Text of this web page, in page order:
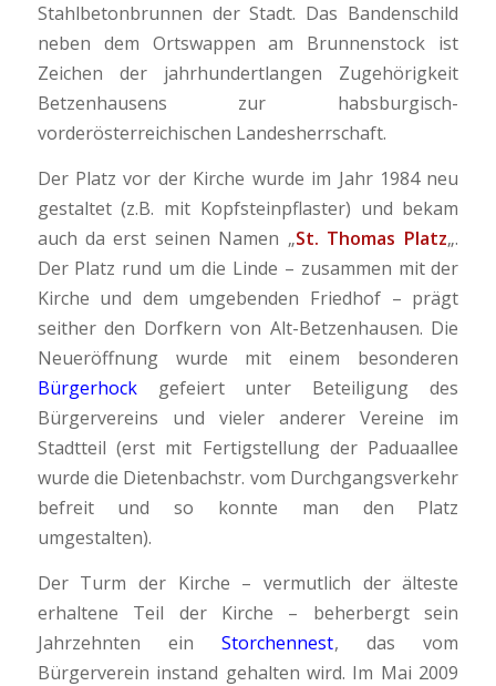
Stahlbetonbrunnen der Stadt. Das Bandenschild
neben dem Ortswappen am Brunnenstock ist
Zeichen der jahrhundertlangen Zugehörigkeit
Betzenhausens zur habsburgisch-
vorderösterreichischen Landesherrschaft.
Der Platz vor der Kirche wurde im Jahr 1984 neu
gestaltet (z.B. mit Kopfsteinpflaster) und bekam
auch da erst seinen Namen „St. Thomas Platz„.
Der Platz rund um die Linde – zusammen mit der
Kirche und dem umgebenden Friedhof – prägt
seither den Dorfkern von Alt-Betzenhausen. Die
Neueröffnung wurde mit einem besonderen
Bürgerhockgefeiert unter Beteiligung des
Bürgervereins und vieler anderer Vereine im
Stadtteil (erst mit Fertigstellung der Paduaallee
wurde die Dietenbachstr. vom Durchgangsverkehr
befreit und so konnte man den Platz
umgestalten).
Der Turm der Kirche – vermutlich der älteste
erhaltene Teil der Kirche – beherbergt sein
Jahrzehnten ein Storchennest, das vom
Bürgerverein instand gehalten wird. Im Mai 2009